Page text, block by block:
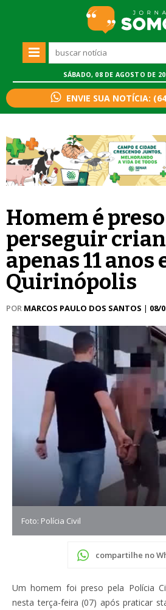
SÁBADO, 08 DE AGOSTO DE
ENVIE SUA NOTÍCIA:
Homem é
perseguir
apenas 11 anos
Quirinópolis
POR MARCOS PAULO DOS SANTOS | 08/
Foto: Polícia Civil
compartilhe no
Um homem foi preso pela Polícia
nesta terça-feira (07) após praticar